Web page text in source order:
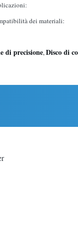
dei materiali:
di precisione,Disco di